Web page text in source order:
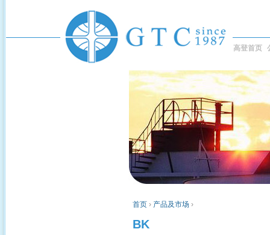
高登首页
首页 › 产品及市场 ›
BK